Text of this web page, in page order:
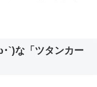
`)な「ツタンカー